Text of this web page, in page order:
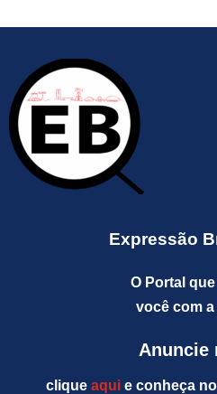
Expressão
O Portal
você com
Anuncie
clique aquie conheça